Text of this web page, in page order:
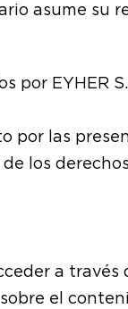
asume su
EYHER
por las
los
a
el